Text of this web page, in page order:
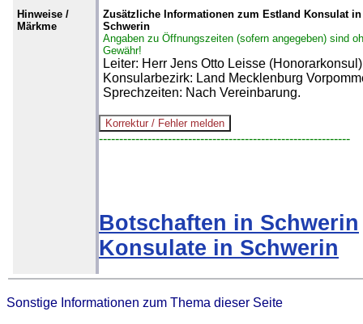
Hinweise /
Märkme
Zusätzliche Informationen zum Estland Konsulat in
Schwerin
Angaben zu Öffnungszeiten (sofern angegeben) sind
Gewähr!
Leiter: Herr Jens Otto Leisse
Konsularbezirk: Land Mecklenburg
Sprechzeiten: Nach Vereinbarung.
--------------------------------------------------------------
Botschaften in Schwerin
Konsulate in Schwerin
Sonstige Informationen zum Thema dieser Seite